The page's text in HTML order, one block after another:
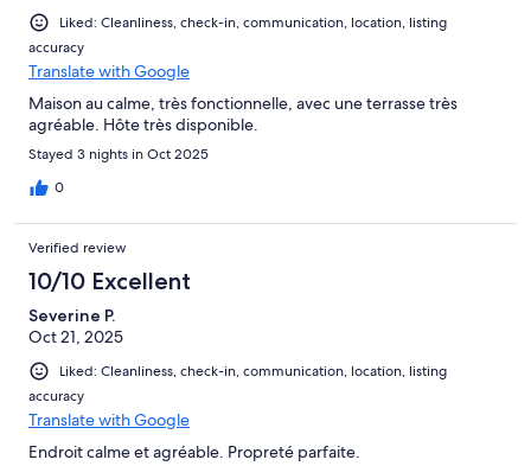
Liked: Cleanliness, check-in, communication, location, listing
accuracy
Translate with Google
Maison au calme, très fonctionnelle, avec une terrasse très
agréable. Hôte très disponible.
Stayed 3 nights in Oct 2025
0
Verified review
10/10 Excellent
Severine P.
Oct 21, 2025
Liked: Cleanliness, check-in, communication, location, listing
accuracy
Translate with Google
Endroit calme et agréable. Propreté parfaite.